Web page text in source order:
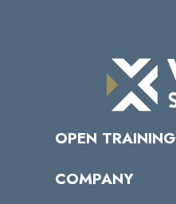
OPEN TRAINING
受講者の声
COMPANY